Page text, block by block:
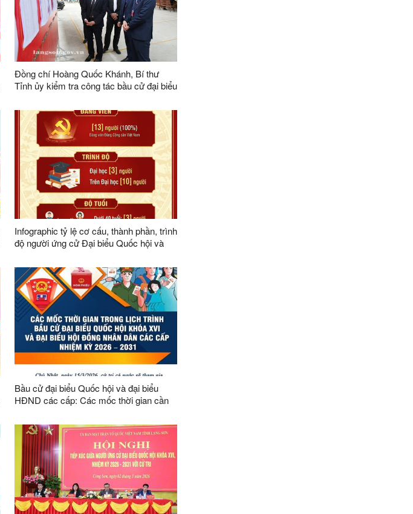
Đồng chí Hoàng Quốc Khánh, Bí thư
Tỉnh ủy kiểm tra công tác bầu cử đại biểu
HĐND các cấp nhiệm kỳ 2026 - 2031
trên địa bàn phường Lương Văn Tri
Infographic tỷ lệ cơ cấu, thành phần, trình
độ người ứng cử Đại biểu Quốc hội và
Bầu cử đại biểu Quốc hội và đại biểu
HĐND các cấp: Các mốc thời gian cần